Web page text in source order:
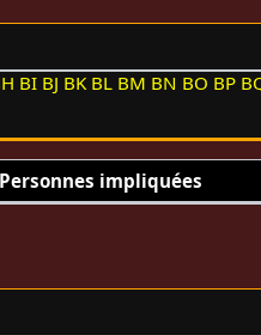
BI BJ BK BL BM BN BO BP
Personnes impliquées